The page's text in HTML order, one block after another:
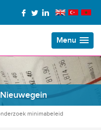
Menu
minimabeleid